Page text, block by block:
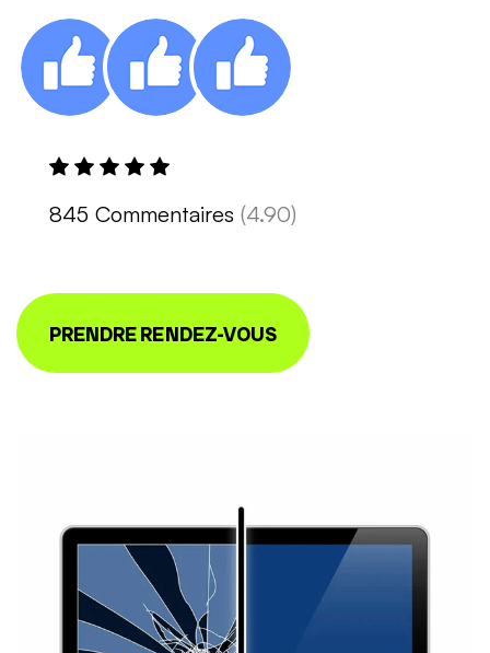
845 Commentaires (4.90)
PRENDRE RENDEZ-VOUS